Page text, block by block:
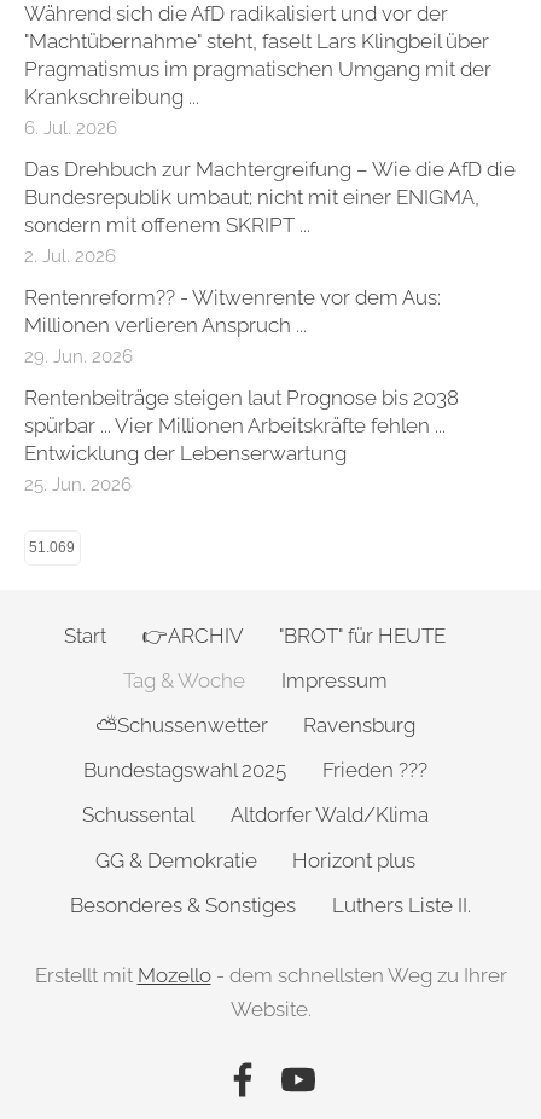
Während sich die AfD radikalisiert und vor der
"Machtübernahme" steht, faselt Lars Klingbeil über
Pragmatismus im pragmatischen Umgang mit der
Krankschreibung ...
6. Jul. 2026
Das Drehbuch zur Machtergreifung – Wie die AfD die
Bundesrepublik umbaut; nicht mit einer ENIGMA,
sondern mit offenem SKRIPT ...
2. Jul. 2026
Rentenreform?? - Witwenrente vor dem Aus:
Millionen verlieren Anspruch ...
29. Jun. 2026
Rentenbeiträge steigen laut Prognose bis 2038
spürbar ... Vier Millionen Arbeitskräfte fehlen ...
Entwicklung der Lebenserwartung
25. Jun. 2026
51.069
Start 👉ARCHIV
"BROT" für HEUTE
Tag & Woche
Impressum
⛅Schussenwetter
Ravensburg
Bundestagswahl 2025
Frieden ???
Schussental
Altdorfer Wald/Klima
GG & Demokratie
Horizont plus
Besonderes & Sonstiges
Luthers Liste II.
Erstellt mit Mozello- dem schnellsten Weg zu Ihrer
Website.